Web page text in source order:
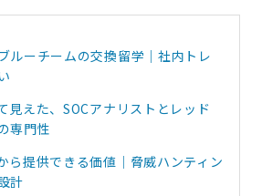
ルーチームの交換留学｜社内トレ
見えた、SOCアナリストとレッド
専門性
ら提供できる価値｜脅威ハンティン
計